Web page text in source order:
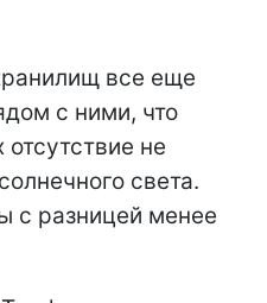
все еще
с ними, что
не
света.
с разницей менее